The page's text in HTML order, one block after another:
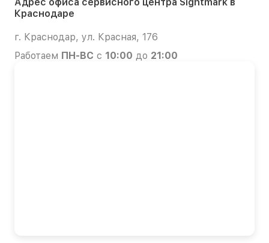
Краснодаре
г. Краснодар, ул. Красная, 176
Работаем ПН-ВС с 10:00 до 21:00